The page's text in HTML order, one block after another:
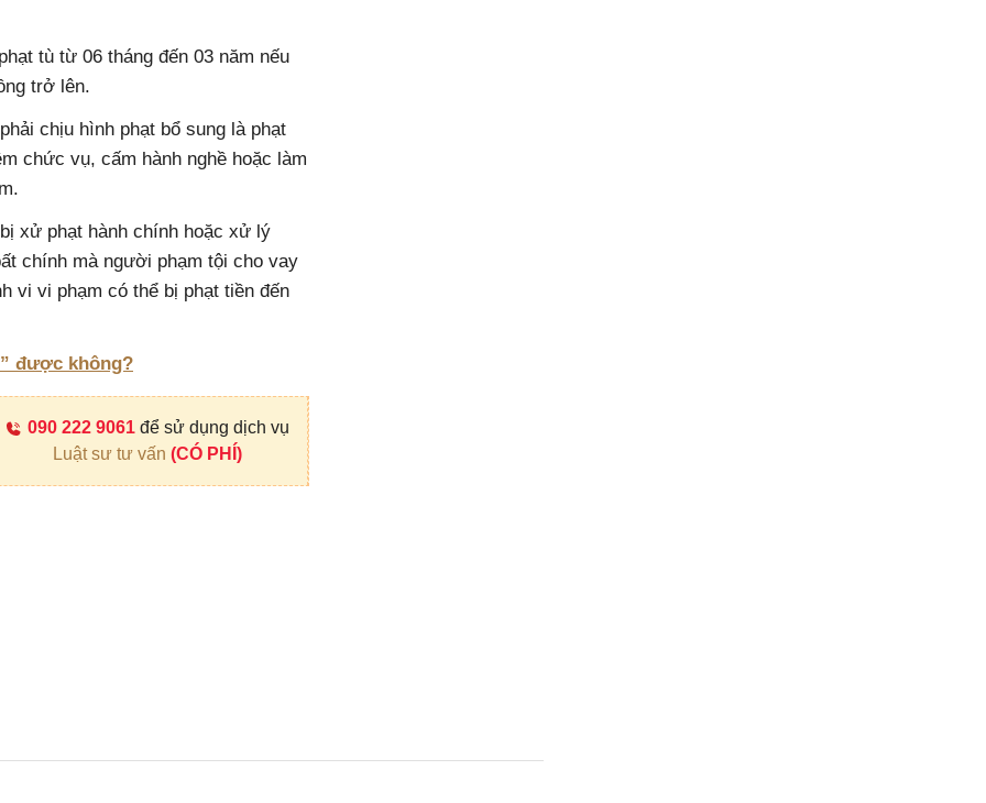
tù từ 06 tháng đến 03 năm nếu
trở lên.
chịu hình phạt bổ sung là phạt
chức vụ, cấm hành nghề hoặc làm
xử phạt hành chính hoặc xử lý
chính mà người phạm tội cho vay
vi vi phạm có thể bị phạt tiền đến
được không?
090 222 9061 để sử dụng dịch vụ
Luật sư tư vấn (CÓ PHÍ)